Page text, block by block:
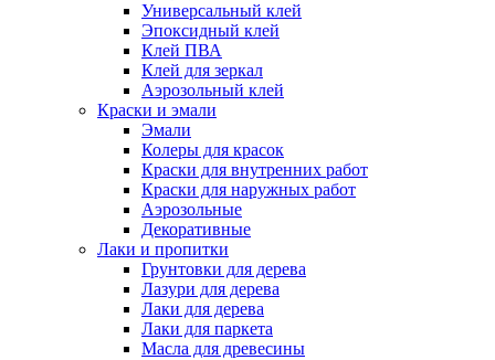
Универсальный клей
Эпоксидный клей
Клей ПВА
Клей для зеркал
Аэрозольный клей
Краски и эмали
Эмали
Колеры для красок
Краски для внутренних работ
Краски для наружных работ
Аэрозольные
Декоративные
Лаки и пропитки
Грунтовки для дерева
Лазури для дерева
Лаки для дерева
Лаки для паркета
Масла для древесины